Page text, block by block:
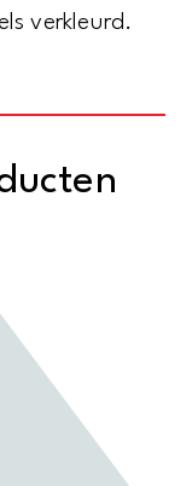
verkleurd.